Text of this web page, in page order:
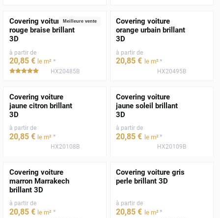
Meilleure vente
Covering voiture
rouge braise brillant
3D
à partir de
20,85 € le m² *
*****HX20485B
Covering voiture
orange urbain brillant
3D
à partir de
20,85 € le m²*
HX20495B
Covering voiture
jaune citron brillant
3D
à partir de
20,85 € le m² *
HX20108B
Covering voiture
jaune soleil brillant
3D
à partir de
20,85 € le m²*
HX20109B
Covering voiture
marron Marrakech
brillant 3D
à partir de
20,85 € le m² *
Covering voiture gris
perle brillant 3D
à partir de
20,85 € le m²*